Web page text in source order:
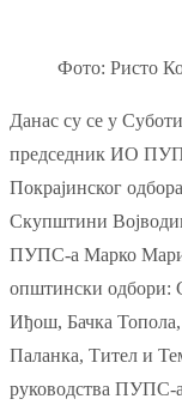
Фото: Ристо
Данас су се у
председник ИО
Покрајинског
Скупштини
ПУПС-а Марко
општински одбори:
Иђош, Бачка
Паланка, Тител и
руководства